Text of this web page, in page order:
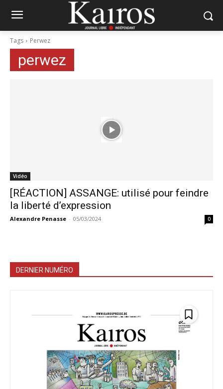
Tags Perwez
perwez
Vidéo
[RÉACTION] ASSANGE: utilisé pour feindre
la liberté d’expression
Alexandre Penasse - 05/03/2024 0
DERNIER NUMÉRO